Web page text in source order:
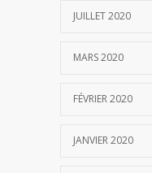
JUILLET 2020
MARS 2020
FÉVRIER 2020
JANVIER 2020